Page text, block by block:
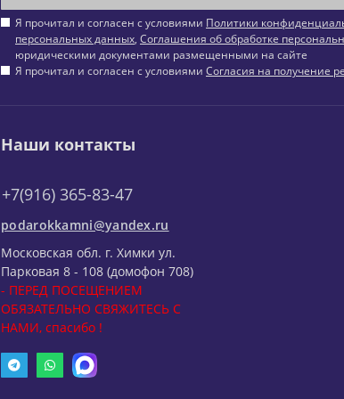
Я прочитал и согласен с условиями Политики
персональных данных, Соглашения об обработке
юридическими документами размещенными на сайте
Я прочитал и согласен с условиями Согласия на получение
Наши контакты
+7(916) 365-83-47
podarokkamni@yandex.ru
Московская обл. г. Химки ул.
Парковая 8 - 108 (домофон 708)
- ПЕРЕД ПОСЕЩЕНИЕМ
ОБЯЗАТЕЛЬНО СВЯЖИТЕСЬ С
НАМИ, спасибо !